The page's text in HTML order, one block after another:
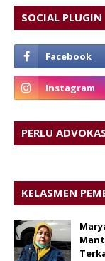
SOCIAL PLUGIN
PERLU
KELASMEN